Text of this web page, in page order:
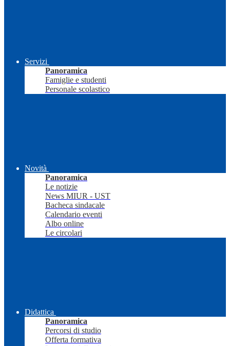
Servizi
Panoramica
Famiglie e studenti
Personale scolastico
Novità
Panoramica
Le notizie
News MIUR - UST
Bacheca sindacale
Calendario eventi
Albo online
Le circolari
Didattica
Panoramica
Percorsi di studio
Offerta formativa